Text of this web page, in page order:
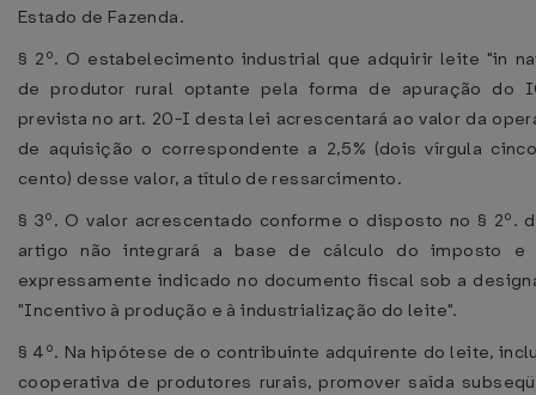
Estado de Fazenda.
§ 2º. O estabelecimento industrial que adquirir leite "in
de produtor rural optante pela forma de apuração do
prevista no art. 20-I desta lei acrescentará ao valor da
de aquisição o correspondente a 2,5% (dois vírgula
cento) desse valor, a título de ressarcimento.
§ 3º. O valor acrescentado conforme o disposto no § 2º.
artigo não integrará a base de cálculo do imposto e
expressamente indicado no documento fiscal sob a
"Incentivo à produção e à industrialização do leite".
§ 4º. Na hipótese de o contribuinte adquirente do leite,
cooperativa de produtores rurais, promover saída